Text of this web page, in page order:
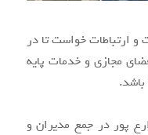
و ارتباطات خواست تا در
مجازی و خدمات پایه
پور در جمع مدیران و